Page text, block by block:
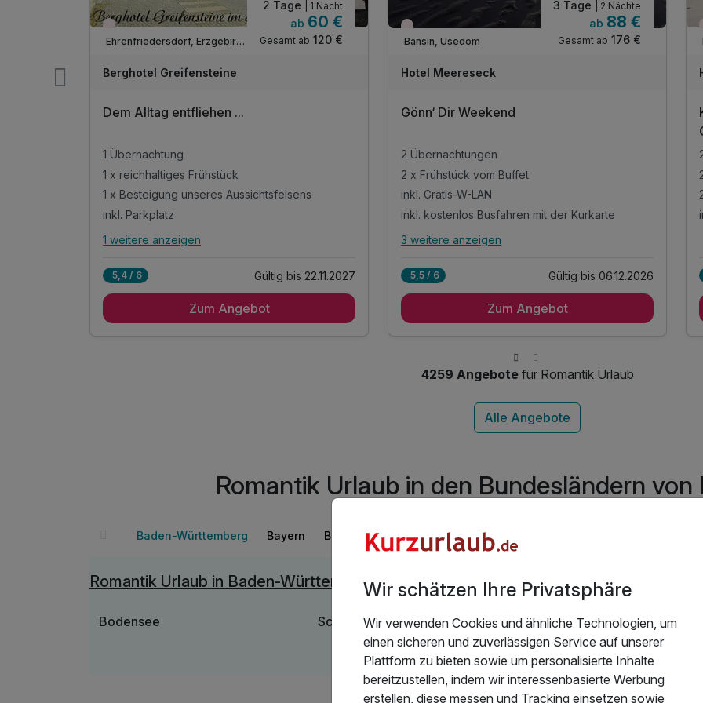
Wieder frei ab September
Ehrenfriedersdorf, Erzgebirge
2 Tage | 1 Nacht
ab 60 €
Gesamt ab 120 €
Berghotel Greifensteine
Dem Alltag entfliehen ...
1 Übernachtung
1 x reichhaltiges Frühstück
1 x Besteigung unseres Aussichtsfelsens
inkl. Parkplatz
Alle Inklusivleistungen
1 x reichhaltiges Frühstück
1 weitere anzeigen
5,4 / 6 Gültig bis 22.11.2027
Zum Angebot
Wieder frei ab Oktober
Bansin, Usedom
3 Tage | 2 Nächte
ab 88 €
Gesamt ab 176 €
Hotel Meereseck
Gönn‘ Dir Weekend
2 Übernachtungen
2 x Frühstück vom Buffet
inkl. Gratis-W-LAN
inkl. kostenlos Busfahren mit der Kurkarte
Alle Inklusivleistungen
2 x Frühstück vom Buffet
inkl. kostenlos Schifffahren mit der Kurkarte
optional Wellness im Hotel gegenüber (nicht
3 weitere anzeigen
5,5 / 6 Gültig bis 06.12.2026
Zum Angebot
4259 Angebotefür Romantik Urlaub
Romantik Urlaub in den Bundesländern
Baden-Württemberg Bayern Berlin Brandenburg Bremen Mecklenburg-
Romantik Urlaub in Baden-Württemberg
Bodensee Schwäbische Alb Schwarzwald Süd
Wir schätzen Ihre Privatsphäre
Wir verwenden Cookies und ähnliche Technologien, um
einen sicheren und zuverlässigen Service auf unserer
Plattform zu bieten sowie um personalisierte Inhalte
bereitzustellen, indem wir interessenbasierte Werbung
erstellen, diese messen und Tracking einsetzen sowie